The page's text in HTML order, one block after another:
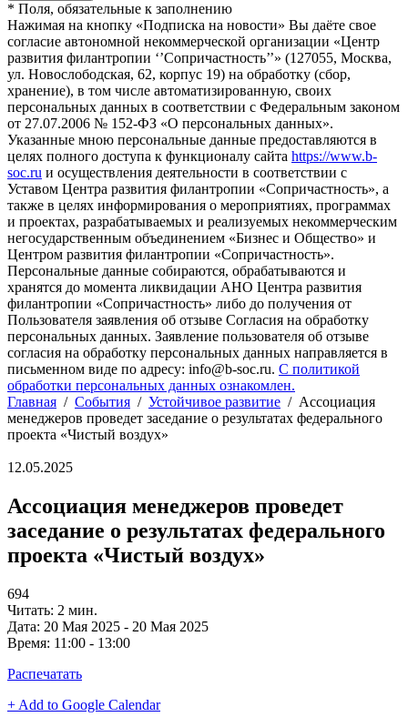
* Поля, обязательные к заполнению
Нажимая на кнопку «Подписка на новости» Вы даёте свое
согласие автономной некоммерческой организации «Центр
развития филантропии ‘’Сопричастность’’» (127055, Москва,
ул. Новослободская, 62, корпус 19) на обработку (сбор,
хранение), в том числе автоматизированную, своих
персональных данных в соответствии с Федеральным законом
от 27.07.2006 № 152-ФЗ «О персональных данных».
Указанные мною персональные данные предоставляются в
целях полного доступа к функционалу сайта https://www.b-
soc.ru и осуществления деятельности в соответствии с
Уставом Центра развития филантропии «Сопричастность», а
также в целях информирования о мероприятиях, программах
и проектах, разрабатываемых и реализуемых некоммерческим
негосударственным объединением «Бизнес и Общество» и
Центром развития филантропии «Сопричастность».
Персональные данные собираются, обрабатываются и
хранятся до момента ликвидации АНО Центра развития
филантропии «Сопричастность» либо до получения от
Пользователя заявления об отзыве Согласия на обработку
персональных данных. Заявление пользователя об отзыве
согласия на обработку персональных данных направляется в
письменном виде по адресу: info@b-soc.ru. С политикой
обработки персональных данных ознакомлен.
Главная / События / Устойчивое развитие / Ассоциация
менеджеров проведет заседание о результатах федерального
проекта «Чистый воздух»
12.05.2025
Ассоциация менеджеров проведет
заседание о результатах федерального
проекта «Чистый воздух»
694
Читать: 2 мин.
Дата: 20 Мая 2025 - 20 Мая 2025
Время: 11:00 - 13:00
Распечатать
+ Add to Google Calendar